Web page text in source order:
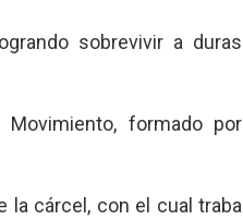
sobrevivir a duras
formado por
la cárcel, con el cual traba